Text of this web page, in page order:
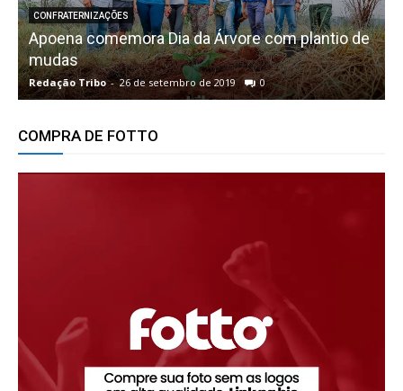
CONFRATERNIZAÇÕES
Apoena comemora Dia da Árvore com plantio de
mudas
Redação Tribo - 26 de setembro de 2019 0
COMPRA DE FOTTO